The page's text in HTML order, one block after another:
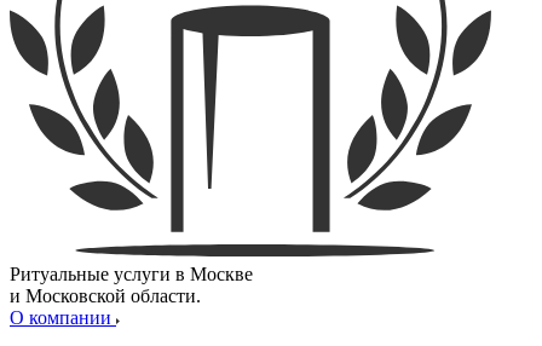
Ритуальные услуги в Москве
и Московской области.
О компании